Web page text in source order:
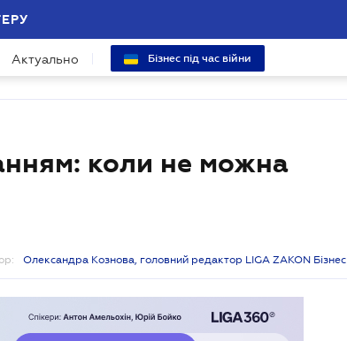
Актуально Бізнес під час війни
коли не можна
Олександра Кознова, головний редактор LIGA ZAKON Бізнес